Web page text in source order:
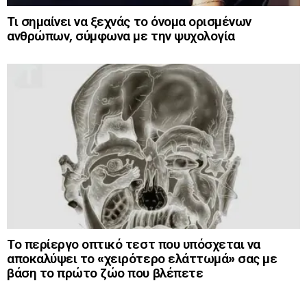
Τι σημαίνει να ξεχνάς το όνομα ορισμένων
ανθρώπων, σύμφωνα με την ψυχολογία
Το περίεργο οπτικό τεστ που υπόσχεται να
αποκαλύψει το «χειρότερο ελάττωμά» σας με
βάση το πρώτο ζώο που βλέπετε